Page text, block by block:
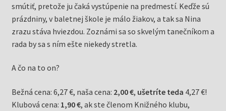
smútiť, pretože ju čaká vystúpenie na predmestí. Keďže sú
prázdniny, v baletnej škole je málo žiakov, a tak sa Nina
zrazu stáva hviezdou. Zoznámi sa so skvelým tanečníkom a
rada by sa s ním ešte niekedy stretla.
A čo na to on?
Bežná cena: 6,27 €, naša cena: 2,00 €, ušetríte teda 4,27 €!
Klubová cena: 1,90 €, ak ste členom Knižného klubu,